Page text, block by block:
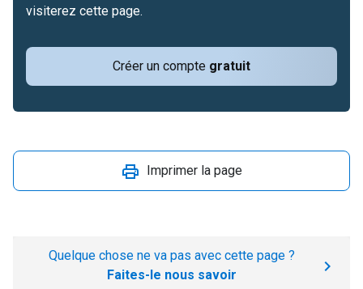
Créer un compte gratuit
visiterez cette page.
Imprimer la page
Quelque chose ne va pas avec cette page ?
Faites-le nous savoir